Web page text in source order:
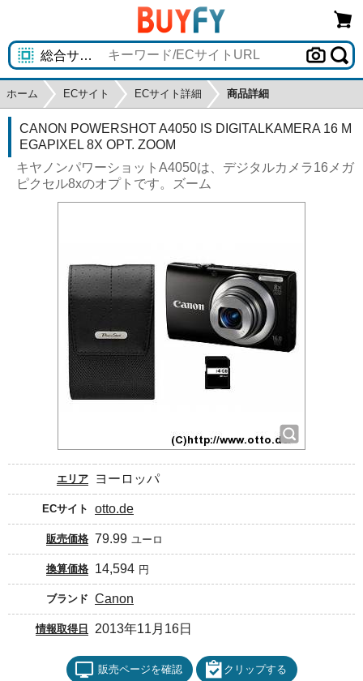
ホーム ECサイト ECサイト詳細 商品詳細
CANON POWERSHOT A4050 IS DIGITALKAMERA 16 M
EGAPIXEL 8X OPT. ZOOM
キヤノンパワーショットA4050は、デジタルカメラ16メガ
ピクセル8xのオプトです。ズーム
エリア ヨーロッパ
ECサイト otto.de
販売価格 79.99 ユーロ
換算価格 14,594 円
ブランド Canon
情報取得日 2013年11月16日
販売ページを確認 クリップする